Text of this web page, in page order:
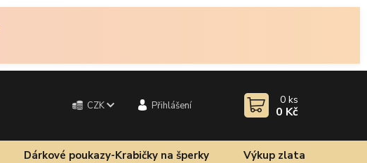
CZK Přihlášení 0 ks
0 Kč
Dárkové poukazy-Krabičky na šperky Výkup zlata